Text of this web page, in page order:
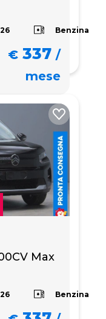
Benzina
€ 337 /
mese
Max
Benzina